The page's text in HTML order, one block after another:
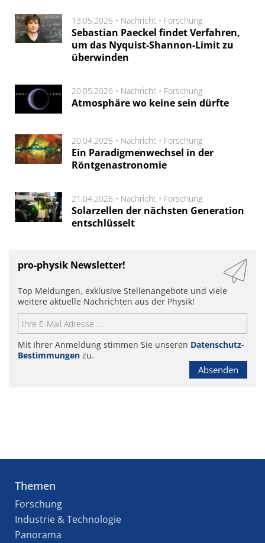
13.05.2026 • Nachricht • Forschung
Sebastian Paeckel findet Verfahren,
um das Nyquist-Shannon-Limit zu
überwinden
20.05.2026 • Nachricht • Forschung
Atmosphäre wo keine sein dürfte
20.04.2026 • Nachricht • Forschung
Ein Paradigmenwechsel in der
Röntgenastronomie
21.04.2026 • Nachricht • Forschung
Solarzellen der nächsten Generation
entschlüsselt
pro-physik Newsletter!
Top Meldungen, exklusive Stellenangebote und viele
weitere aktuelle Nachrichten aus der Physik!
Mit Ihrer Anmeldung stimmen Sie unseren Datenschutz-
Bestimmungen zu.
Absenden
Themen
Forschung
Industrie & Technologie
Panorama